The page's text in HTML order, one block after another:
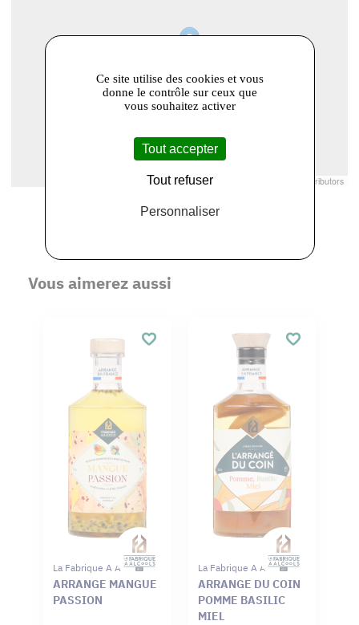
© Openstreetmap France | © contributors
Vous aimerez aussi
La Fabrique A Alcools
ARRANGE MANGUE
PASSION
La Fabrique A Alcools
ARRANGE DU COIN
POMME BASILIC
MIEL
Ce site utilise des cookies et vous
donne le contrôle sur ceux que
vous souhaitez activer
Tout accepter
Tout refuser
Personnaliser